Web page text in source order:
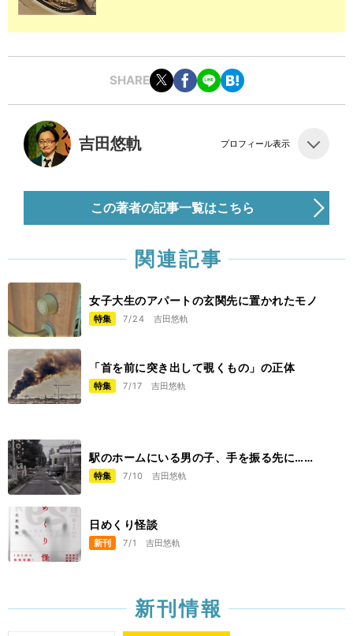
SHARE
吉田悠軌 プロフィール表示
この著者の記事一覧はこちら
関連記事
女子大生のアパートの玄関先に置かれたモノ
特集 7/24 吉田悠軌
「首を前に突き出して覗くもの」の正体
特集 7/17 吉田悠軌
駅のホームにいる男の子、手を振る先に……
特集 7/10 吉田悠軌
日めくり怪談
新刊 7/1 吉田悠軌
新刊情報